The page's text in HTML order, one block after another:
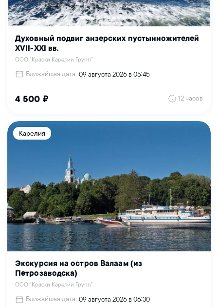
Духовный подвиг анзерских пустынножителей
XVII-XXI вв.
ООО "Краски Карелии Групп"
Ближайшая дата: 09 августа 2026 в 05:45
4 500 ₽ 12 часов
Карелия
Экскурсия на остров Валаам (из
Петрозаводска)
ООО "Краски Карелии Групп"
Ближайшая дата: 09 августа 2026 в 06:30